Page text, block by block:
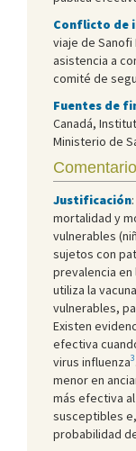
Conflicto de
viaje de Sanofi
asistencia a
comité de
Fuentes de
Canadá,
Ministerio de
Justificación
mortalidad y
vulnerables
sujetos con
prevalencia
utiliza la
vulnerables,
Existen
efectiva
virus influenza3
menor en
más efectiva
susceptibles
probabilidad